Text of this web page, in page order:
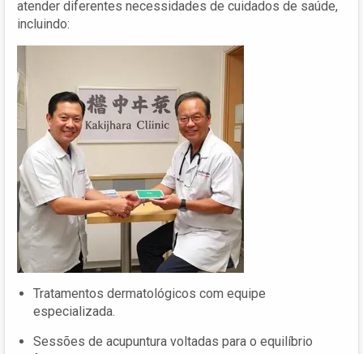
atender diferentes necessidades de cuidados de saúde,
incluindo:
Tratamentos dermatológicos com equipe
especializada.
Sessões de acupuntura voltadas para o equilíbrio